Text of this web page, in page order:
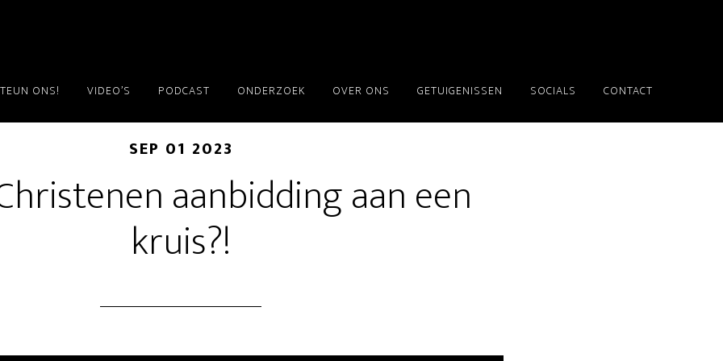
ONS! VIDEO’S PODCAST ONDERZOEK OVER ONS GETUIGENISSEN SOCIALS CONTACT
SEP 01 2023
aanbidding aan een
kruis?!